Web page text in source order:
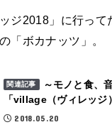
ジ2018」に行って
「ボカナッツ」。
関連記事
～モノと食、
「village（ヴィレッジ
2018.05.20